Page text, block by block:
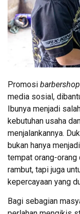
Promosi barbershop
media sosial,
Ibunya menjadi
kebutuhan usaha
menjalankannya.
bukan hanya
tempat orang-orang
rambut, tapi juga
kepercayaan yang
Bagi sebagian